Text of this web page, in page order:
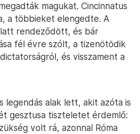
magukat. Cincinnatus
a többieket elengedte. A
rendeződött, és bár
fél évre szólt, a tizenötödik
és visszament a
legendás alak lett, akit azóta is
gesztusa tiszteletet érdemlő:
volt rá, azonnal Róma